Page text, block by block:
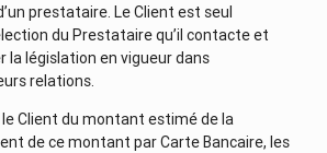
prestataire. Le Client est seul
du Prestataire qu’il contacte et
la législation en vigueur dans
relations.
Client du montant estimé de la
de ce montant par Carte Bancaire, les